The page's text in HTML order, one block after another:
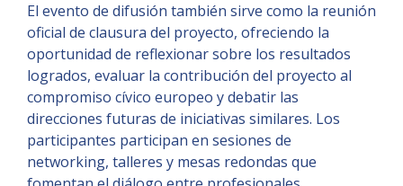
El evento de difusión también sirve como la reunión
oficial de clausura del proyecto, ofreciendo la
oportunidad de reflexionar sobre los resultados
logrados, evaluar la contribución del proyecto al
compromiso cívico europeo y debatir las
direcciones futuras de iniciativas similares. Los
participantes participan en sesiones de
networking, talleres y mesas redondas que